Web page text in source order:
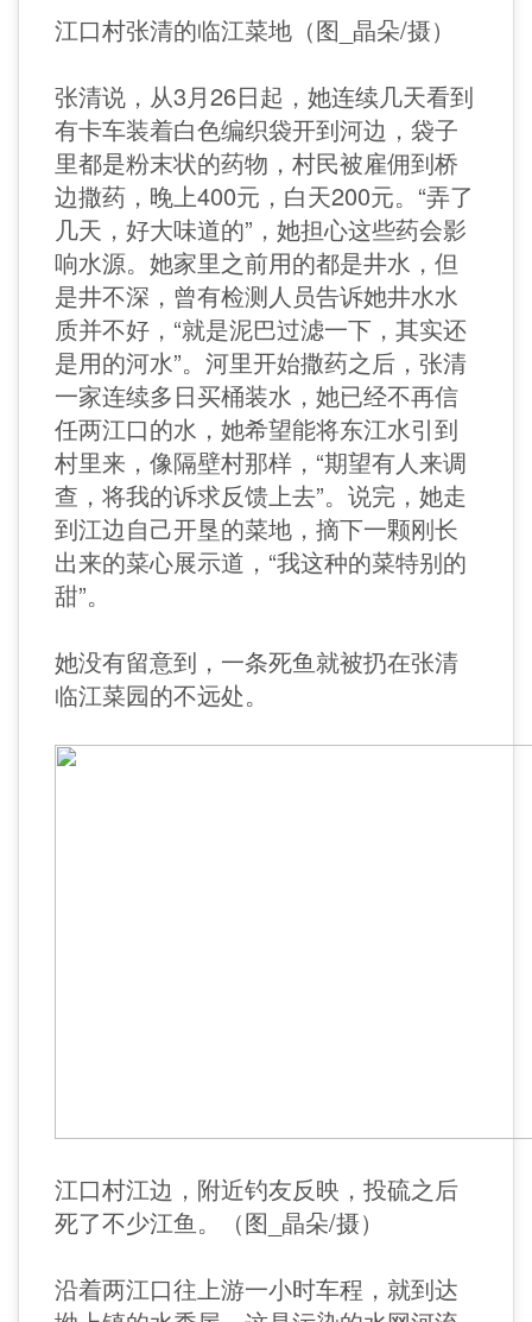
江口村张清的临江菜地（图_晶朵/摄）
张清说，从3月26日起，她连续几天看到
有卡车装着白色编织袋开到河边，袋子
里都是粉末状的药物，村民被雇佣到桥
边撒药，晚上400元，白天200元。“弄了
几天，好大味道的”，她担心这些药会影
响水源。她家里之前用的都是井水，但
是井不深，曾有检测人员告诉她井水水
质并不好，“就是泥巴过滤一下，其实还
是用的河水”。河里开始撒药之后，张清
一家连续多日买桶装水，她已经不再信
任两江口的水，她希望能将东江水引到
村里来，像隔壁村那样，“期望有人来调
查，将我的诉求反馈上去”。说完，她走
到江边自己开垦的菜地，摘下一颗刚长
出来的菜心展示道，“我这种的菜特别的
甜”。
她没有留意到，一条死鱼就被扔在张清
临江菜园的不远处。
江口村江边，附近钓友反映，投硫之后
死了不少江鱼。（图_晶朵/摄）
沿着两江口往上游一小时车程，就到达